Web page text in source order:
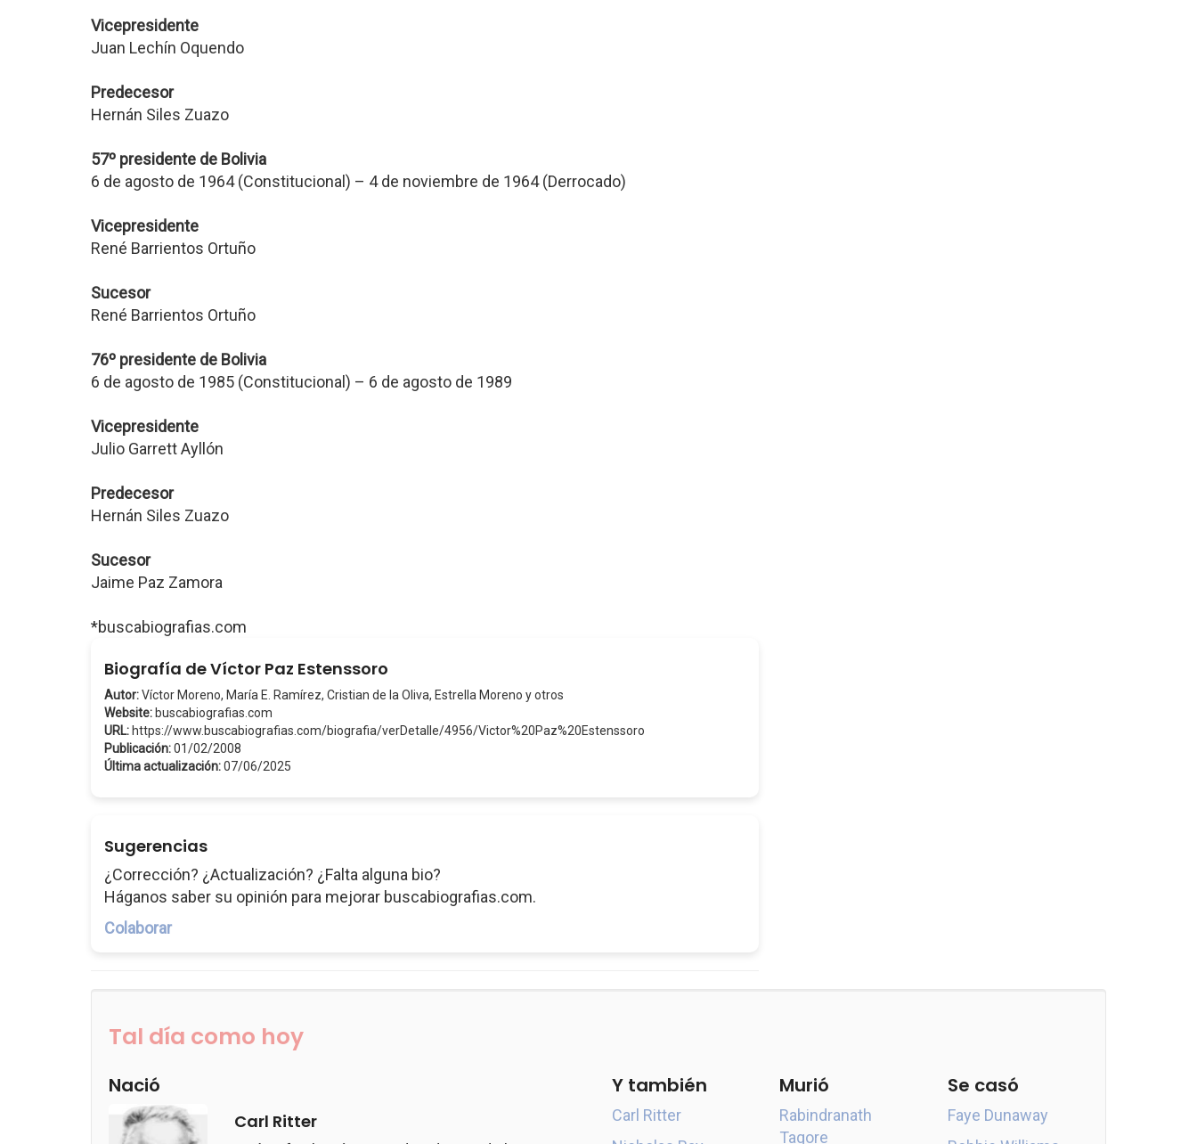
Vicepresidente
Juan Lechín Oquendo
Predecesor
Hernán Siles Zuazo
57º presidente de Bolivia
6 de agosto de 1964 (Constitucional) – 4 de noviembre de 1964 (Derrocado)
Vicepresidente
René Barrientos Ortuño
Sucesor
René Barrientos Ortuño
76º presidente de Bolivia
6 de agosto de 1985 (Constitucional) – 6 de agosto de 1989
Vicepresidente
Julio Garrett Ayllón
Predecesor
Hernán Siles Zuazo
Sucesor
Jaime Paz Zamora
*buscabiografias.com
Biografía de Víctor Paz Estenssoro
Autor:Víctor Moreno, María E. Ramírez, Cristian de la Oliva, Estrella Moreno y otros
Website: buscabiografias.com
URL: https://www.buscabiografias.com/biografia/verDetalle/4956/Victor%20Paz%20Estenssoro
Publicación:01/02/2008
Última actualización:07/06/2025
Sugerencias
¿Corrección? ¿Actualización? ¿Falta alguna bio?
Háganos saber su opinión para mejorar buscabiografias.com.
Colaborar
Tal día como hoy
Nació
Carl Ritter
Y también
Carl Ritter
Murió
Rabindranath
Tagore
Se casó
Faye Dunaway